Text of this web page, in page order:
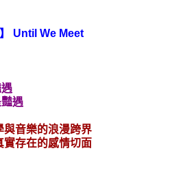
Until We Meet
遇
與音樂的浪漫跨界
存在的感情切面